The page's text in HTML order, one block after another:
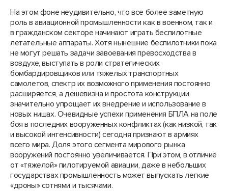
На этом фоне неудивительно, что все более заметную
роль в авиационной промышленности как в военном, так и
в гражданском секторе начинают играть беспилотные
летательные аппараты. Хотя нынешние беспилотники пока
не могут решать задачи завоевания превосходства в
воздухе, выступать в роли стратегических
бомбардировщиков или тяжелых транспортных
самолетов, спектр их возможного применения постоянно
расширяется, а дешевизна и простота конструкции
значительно упрощает их внедрение и использование в
новых нишах. Очевидные успехи применения БПЛА на поле
боя в последних вооруженных конфликтах (как низкой, так
и высокой интенсивности) сегодня признают в армиях
всего мира. Доля этого сегмента мирового рынка
вооружений постоянно увеличивается. При этом, в отличие
от «тяжелой» пилотируемой авиации, даже в небольших
государствах промышленность может выпускать легкие
«дроны» сотнями и тысячами.